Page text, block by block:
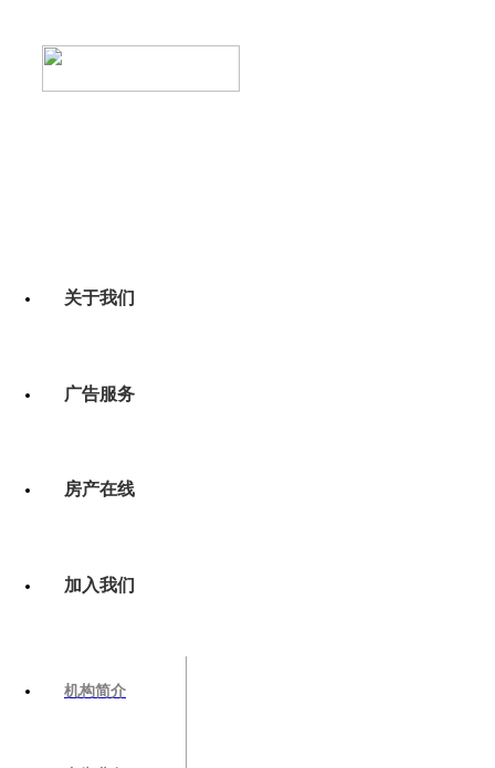
关于我们
广告服务
房产在线
加入我们
机构简介